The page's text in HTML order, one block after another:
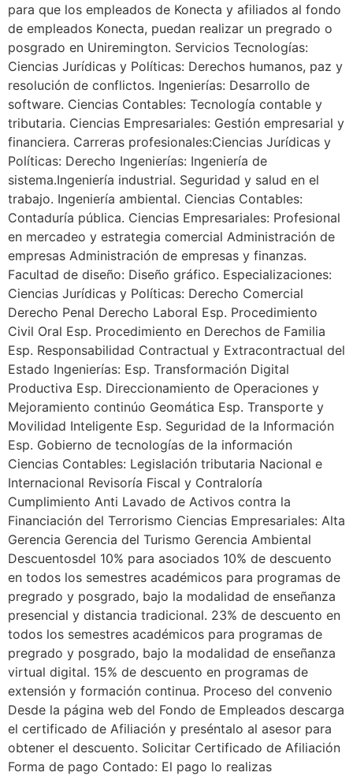
para que los empleados de Konecta y afiliados al fondo
de empleados Konecta, puedan realizar un pregrado o
posgrado en Uniremington. Servicios Tecnologías:
Ciencias Jurídicas y Políticas: Derechos humanos, paz y
resolución de conflictos. Ingenierías: Desarrollo de
software. Ciencias Contables: Tecnología contable y
tributaria. Ciencias Empresariales: Gestión empresarial y
financiera. Carreras profesionales:Ciencias Jurídicas y
Políticas: Derecho Ingenierías: Ingeniería de
sistema.Ingeniería industrial. Seguridad y salud en el
trabajo. Ingeniería ambiental. Ciencias Contables:
Contaduría pública. Ciencias Empresariales: Profesional
en mercadeo y estrategia comercial Administración de
empresas Administración de empresas y finanzas.
Facultad de diseño: Diseño gráfico. Especializaciones:
Ciencias Jurídicas y Políticas: Derecho Comercial
Derecho Penal Derecho Laboral Esp. Procedimiento
Civil Oral Esp. Procedimiento en Derechos de Familia
Esp. Responsabilidad Contractual y Extracontractual del
Estado Ingenierías: Esp. Transformación Digital
Productiva Esp. Direccionamiento de Operaciones y
Mejoramiento continúo Geomática Esp. Transporte y
Movilidad Inteligente Esp. Seguridad de la Información
Esp. Gobierno de tecnologías de la información
Ciencias Contables: Legislación tributaria Nacional e
Internacional Revisoría Fiscal y Contraloría
Cumplimiento Anti Lavado de Activos contra la
Financiación del Terrorismo Ciencias Empresariales: Alta
Gerencia Gerencia del Turismo Gerencia Ambiental
Descuentosdel 10% para asociados 10% de descuento
en todos los semestres académicos para programas de
pregrado y posgrado, bajo la modalidad de enseñanza
presencial y distancia tradicional. 23% de descuento en
todos los semestres académicos para programas de
pregrado y posgrado, bajo la modalidad de enseñanza
virtual digital. 15% de descuento en programas de
extensión y formación continua. Proceso del convenio
Desde la página web del Fondo de Empleados descarga
el certificado de Afiliación y preséntalo al asesor para
obtener el descuento. Solicitar Certificado de Afiliación
Forma de pago Contado: El pago lo realizas